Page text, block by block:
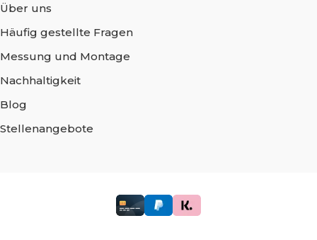
Über uns
Häufig gestellte Fragen
Messung und Montage
Nachhaltigkeit
Blog
Stellenangebote